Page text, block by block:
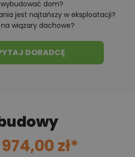
dom?
jest najtańszy w eksploatacji?
wiązary dachowe?
DORADCĘ
zł*